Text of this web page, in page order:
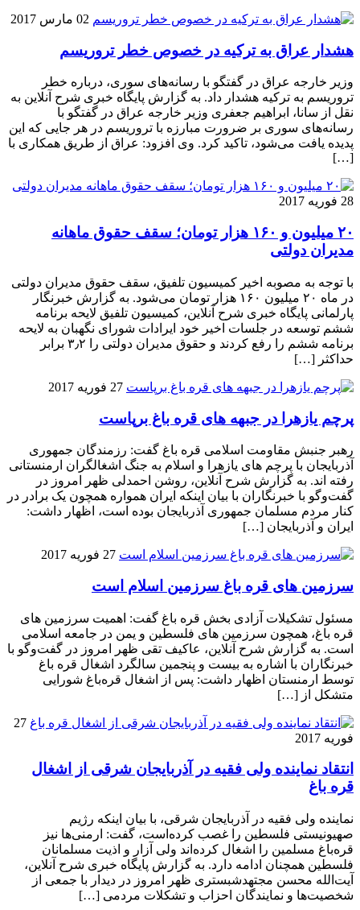
02 مارس 2017
هشدار عراق به ترکیه در خصوص خطر تروریسم
وزیر خارجه عراق در گفتگو با رسانه‌های سوری، درباره خطر
تروریسم به ترکیه هشدار داد. به گزارش پایگاه خبری شرح آنلاین به
نقل از سانا، ابراهیم جعفری وزیر خارجه عراق در گفتگو با
رسانه‌های سوری بر ضرورت مبارزه با تروریسم در هر جایی که این
پدیده یافت می‌شود، تاکید کرد. وی افزود: عراق از طریق همکاری با
[…]
28 فوریه 2017
۲۰ میلیون و ۱۶۰ هزار تومان؛ سقف حقوق ماهانه
مدیران دولتی
با توجه به مصوبه اخیر کمیسیون تلفیق، سقف حقوق مدیران دولتی
در ماه ۲۰ میلیون ۱۶۰ هزار تومان می‌شود. به گزارش خبرنگار
پارلمانی پایگاه خبری شرح آنلاین، کمیسیون تلفیق لایحه برنامه
ششم توسعه در جلسات اخیر خود ایرادات شورای نگهبان به لایحه
برنامه ششم را رفع کردند و حقوق مدیران دولتی را ۳٫۲ برابر
حداکثر […]
27 فوریه 2017
پرچم یازهرا در جبهه های قره باغ برپاست
رهبر جنبش مقاومت اسلامی قره باغ گفت: رزمندگان جمهوری
آذربایجان با پرچم های یازهرا و اسلام به جنگ اشغالگران ارمنستانی
رفته اند. به گزارش شرح آنلاین، روشن احمدلی ظهر امروز در
گفت‌وگو با خبرنگاران با بیان اینکه ایران همواره همچون یک برادر در
کنار مردم مسلمان جمهوری آذربایجان بوده است، اظهار داشت:
ایران و آذربایجان […]
27 فوریه 2017
سرزمین های قره باغ سرزمین اسلام است
مسئول تشکیلات آزادی بخش قره باغ گفت: اهمیت سرزمین های
قره باغ، همچون سرزمین های فلسطین و یمن در جامعه اسلامی
است. به گزارش شرح آنلاین، عاکیف تقی ظهر امروز در گفت‌وگو با
خبرنگاران با اشاره به بیست و پنجمین سالگرد اشغال قره باغ
توسط ارمنستان اظهار داشت: پس از اشغال قره‌باغ شورایی
متشکل از […]
27
فوریه 2017
انتقاد نماینده ولی فقیه در آذربایجان شرقی از اشغال
قره باغ
نماینده ولی فقیه در آذربایجان شرقی، با بیان اینکه رژیم
صهیونیستی فلسطین را غصب کرده‌است، گفت: ارمنی‌ها نیز
قره‌باغ مسلمین را اشغال کرده‌اند ولی آزار و اذیت مسلمانان
فلسطین همچنان ادامه دارد. به گزارش پایگاه خبری شرح آنلاین،
آیت‌الله محسن مجتهدشبستری ظهر امروز در دیدار با جمعی از
شخصیت‌ها و نمایندگان احزاب و تشکلات مردمی […]